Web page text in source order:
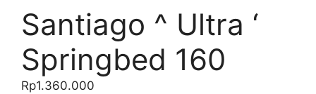
Santiago ^ Ultra ‘
Springbed 160
Rp1.360.000